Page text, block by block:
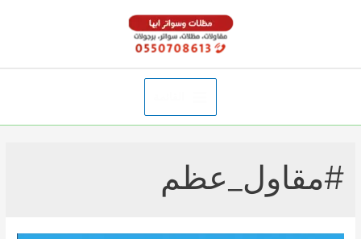
Main
#مقاول_عظم